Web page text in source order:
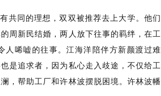
共同的理想，双双被推荐去上大学。他们
周新民结婚，两人放下往事的羁绊，在工
人唏嘘的往事。江海洋陪伴方新颜渡过难
是追求者，因为私心走入歧途，不仅给工
，帮助工厂和许林波摆脱困境。许林波幡